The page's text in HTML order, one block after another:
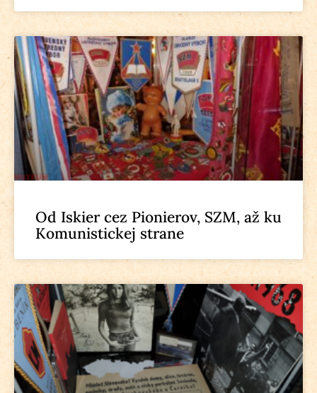
Od Iskier cez Pionierov, SZM, až ku
Komunistickej strane